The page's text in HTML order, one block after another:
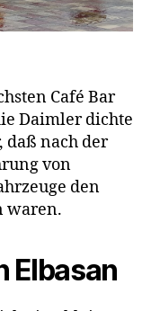
Café Bar
Daimler dichte
daß nach der
von
den
waren.
Elbasan